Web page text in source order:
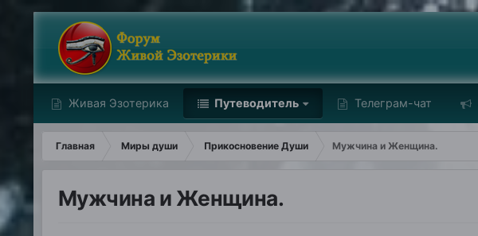
Живая Эзотерика Путеводитель Телеграм-чат
Главная Миры души Прикосновение Души Мужчина и Женщина.
Мужчина и Женщина.